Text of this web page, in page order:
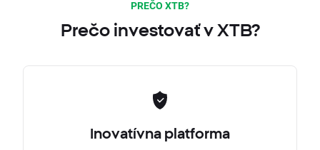
PREČO XTB?
Prečo investovať v XTB?
Inovatívna platforma